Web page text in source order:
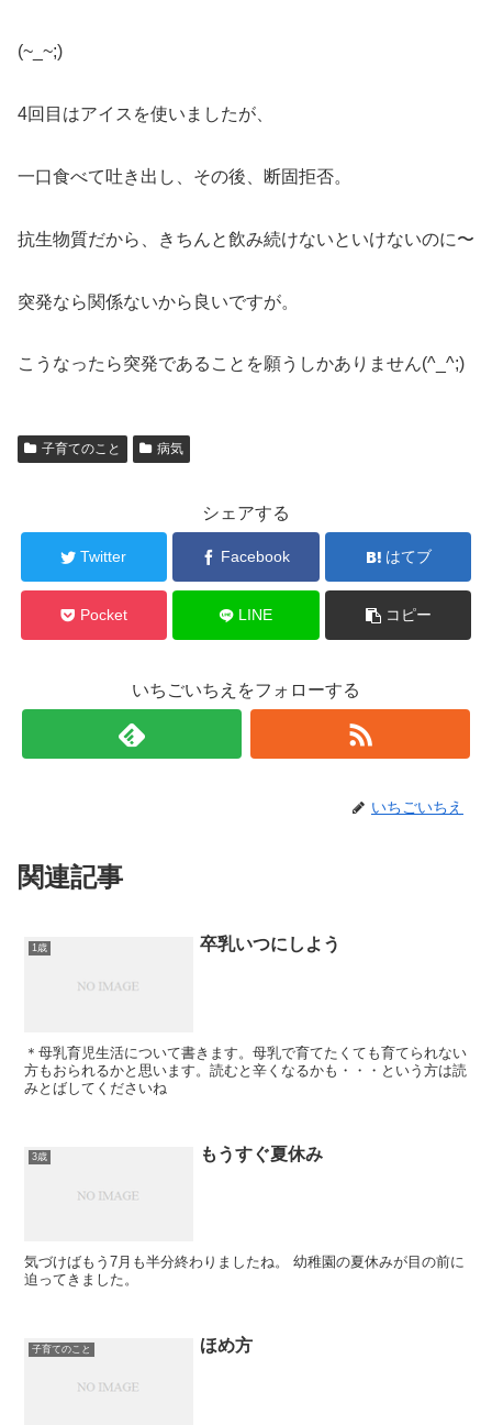
(~_~;)
4回目はアイスを使いましたが、
一口食べて吐き出し、その後、断固拒否。
抗生物質だから、きちんと飲み続けないといけないのに〜
突発なら関係ないから良いですが。
こうなったら突発であることを願うしかありません(^_^;)
子育てのこと 病気
シェアする
Twitter Facebook はてブ
Pocket LINE コピー
いちごいちえをフォローする
いちごいちえ
関連記事
1歳 卒乳いつにしよう
＊母乳育児生活について書きます。母乳で育てたくても育てられない
方もおられるかと思います。読むと辛くなるかも・・・という方は読
みとばしてくださいね
3歳 もうすぐ夏休み
気づけばもう7月も半分終わりましたね。 幼稚園の夏休みが目の前に
迫ってきました。
子育てのこと ほめ方